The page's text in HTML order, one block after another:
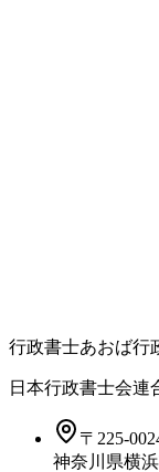
行政書士あおば行
日本行政書士会連
〒225-
神奈川県横